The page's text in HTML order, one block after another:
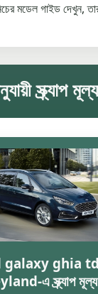
গাইড দেখুন,
স্ক্র্যাপ মূল্য
galaxy ghia
এ স্ক্র্যাপ মূল্য